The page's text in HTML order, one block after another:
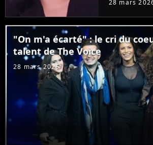
surprise
audition
grand
28 mars
"On m'a écarté" : le cri du
talent de The Voice
28 mars 2026